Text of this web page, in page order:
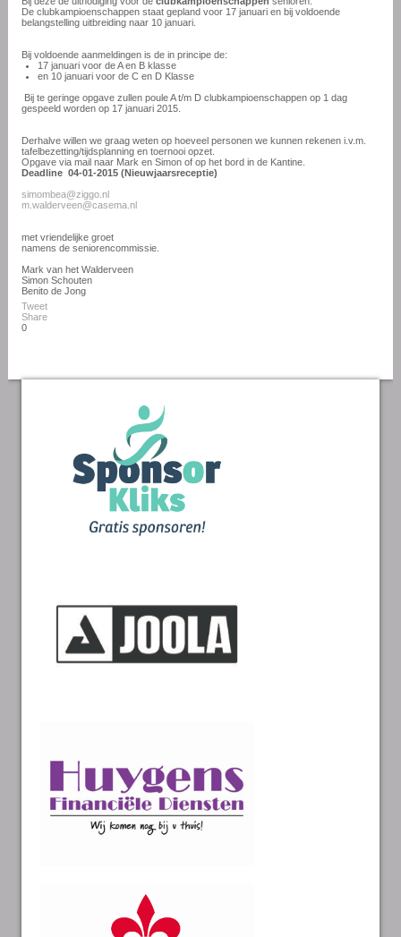
De clubkampioenschappen staat gepland voor 17 januari en bij voldoende
belangstelling uitbreiding naar 10 januari.
Bij voldoende aanmeldingen is de in principe de:
17 januari voor de A en B klasse
en 10 januari voor de C en D Klasse
Bij te geringe opgave zullen poule A t/m D clubkampioenschappen op 1 dag
gespeeld worden op 17 januari 2015.
Derhalve willen we graag weten op hoeveel personen we kunnen rekenen i.v.m.
tafelbezetting/tijdsplanning en toernooi opzet.
Opgave via mail naar Mark en Simon of op het bord in de Kantine.
Deadline 04-01-2015 (Nieuwjaarsreceptie)
simombea@ziggo.nl
m.walderveen@casema.nl
met vriendelijke groet
namens de seniorencommissie.
Mark van het Walderveen
Simon Schouten
Benito de Jong
Tweet
Share
0